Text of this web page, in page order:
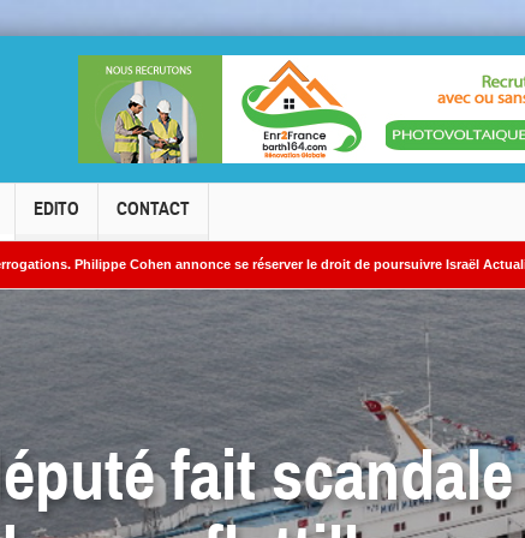
EDITO CONTACT
Cohen annonce se réserver le droit de poursuivre Israël Actualités en
fait